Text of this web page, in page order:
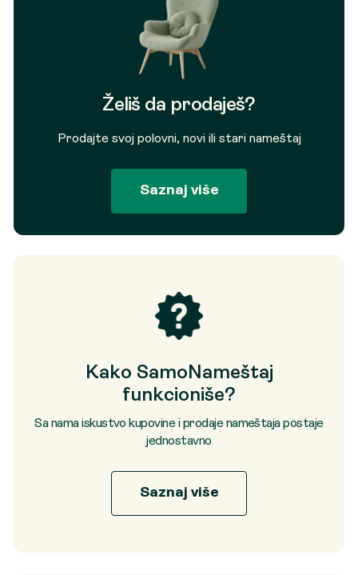
Želiš da prodaješ?
Prodajte svoj polovni, novi ili stari nameštaj
Saznaj više
Kako SamoNameštaj
funkcioniše?
Sa nama iskustvo kupovine i prodaje nameštaja postaje
jednostavno
Saznaj više